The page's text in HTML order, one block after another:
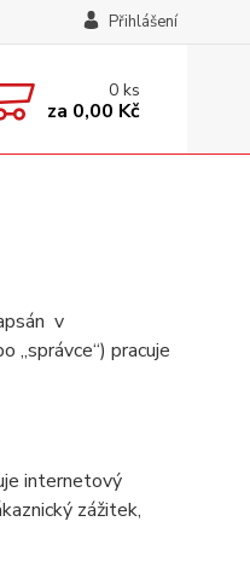
Přihlášení
0ks
za 0,00 Kč
v
„správce“) pracuje
internetový
zážitek,